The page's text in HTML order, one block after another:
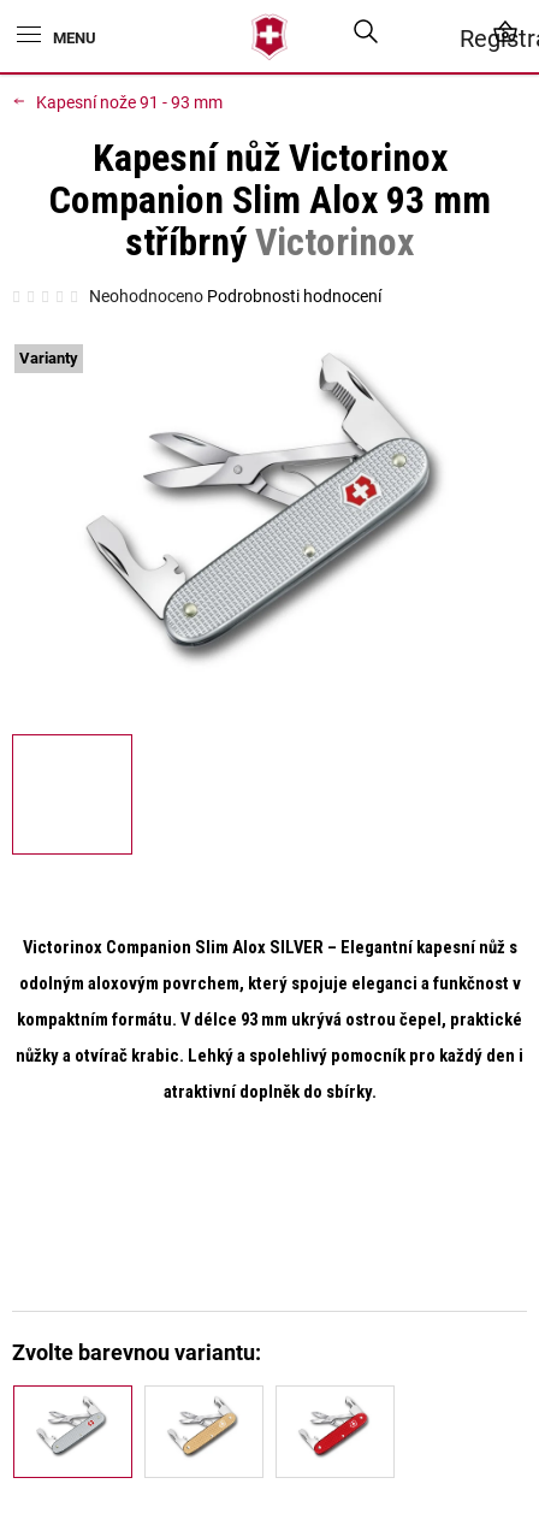
na
Kapesní nože 91 - 93 mm
Victorinox Companion Slim Alox SILVER– Elegantní kapesní nůž s
odolným aloxovým povrchem, který spojuje eleganci a funkčnost v
kompaktním formátu. V délce 93 mm ukrývá ostrou čepel, praktické
nůžky a otvírač krabic. Lehký a spolehlivý pomocník pro každý den i
atraktivní doplněk do sbírky.
Kapesní nůž Victorinox
Companion Slim Alox 93 mm
stříbrnýVictorinox
Průměrné
hodnocení
Neohodnoceno Podrobnosti hodnocení
Varianty